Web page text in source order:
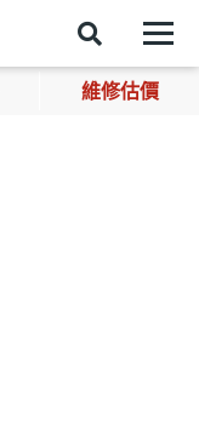
維修估價